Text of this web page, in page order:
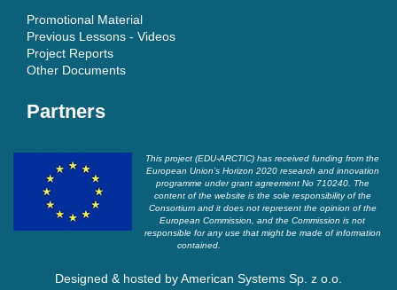
Promotional Material
Previous Lessons - Videos
Project Reports
Other Documents
Partners
This project (EDU-ARCTIC) has received funding from the
European Union’s Horizon 2020 research and innovation
programme under grant agreement No 710240. The
content of the website is the sole responsibility of the
Consortium and it does not represent the opinion of the
European Commission, and the Commission is not
responsible for any use that might be made of information
contained.
Designed & hosted byAmerican Systems Sp. z o.o.